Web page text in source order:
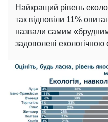
Найкращий рівень
так відповіли 11%
назвали самим
задоволені екологічною